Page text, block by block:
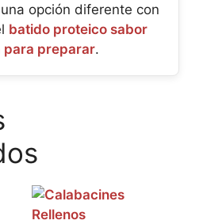
opción diferente con
batido proteico sabor
para preparar.